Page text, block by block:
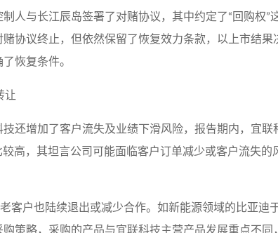
人与长江辰岛签署了对赌协议，其中约定了“回购权”
协议终止，但依然保留了恢复效力条款，以上市结果
恢复条件。
让
还增加了客户流失及业绩下滑风险，报告期内，宜联
高，其坦言公司可能面临客户订单减少或客户流失的
客户也陆续退出或减少合作。如新能源领域的比亚迪
策略，采购的产品与宜联科技主营产品发展重点不同